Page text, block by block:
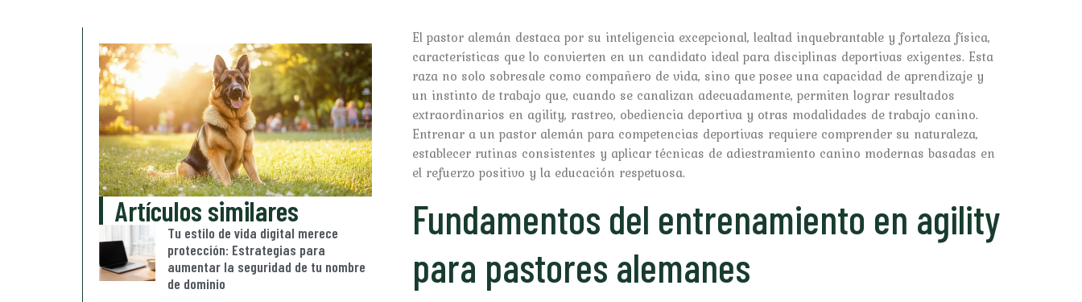
Artículos similares
Tu estilo de vida digital merece
protección: Estrategias para
aumentar la seguridad de tu nombre
de dominio
El pastor alemán destaca por su inteligencia excepcional, lealtad inquebrantable y fortaleza física,
características que lo convierten en un candidato ideal para disciplinas deportivas exigentes. Esta
raza no solo sobresale como compañero de vida, sino que posee una capacidad de aprendizaje y
un instinto de trabajo que, cuando se canalizan adecuadamente, permiten lograr resultados
extraordinarios en agility, rastreo, obediencia deportiva y otras modalidades de trabajo canino.
Entrenar a un pastor alemán para competencias deportivas requiere comprender su naturaleza,
establecer rutinas consistentes y aplicar técnicas de adiestramiento canino modernas basadas en
el refuerzo positivo y la educación respetuosa.
Fundamentos del entrenamiento en agility
para pastores alemanes